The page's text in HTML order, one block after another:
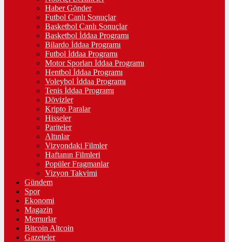
Haber Gönder
Futbol Canlı Sonuçlar
Basketbol Canlı Sonuçlar
Basketbol İddaa Programı
Bilardo İddaa Programı
Futbol İddaa Programı
Motor Sporları İddaa Programı
Hentbol İddaa Programı
Voleybol İddaa Programı
Tenis İddaa Programı
Dövizler
Kripto Paralar
Hisseler
Pariteler
Altınlar
Vizyondaki Filmler
Haftanın Filmleri
Popüler Fragmanlar
Vizyon Takvimi
Gündem
Spor
Ekonomi
Magazin
Memurlar
Bitcoin Altcoin
Gazeteler